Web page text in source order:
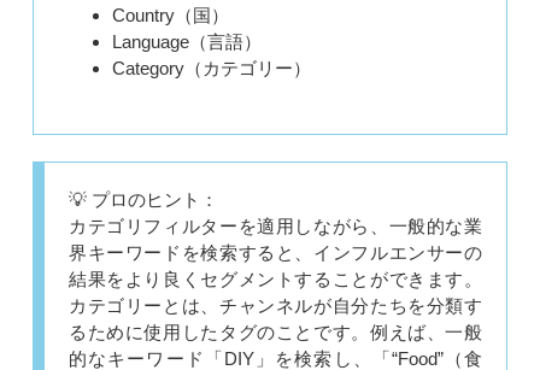
Country（国）
Language（言語）
Category（カテゴリー）
💡 プロのヒント：
カテゴリフィルターを適用しながら、一般的な業
界キーワードを検索すると、インフルエンサーの
結果をより良くセグメントすることができます。
カテゴリーとは、チャンネルが自分たちを分類す
るために使用したタグのことです。例えば、一般
的なキーワード「DIY」を検索し、「“Food”（食